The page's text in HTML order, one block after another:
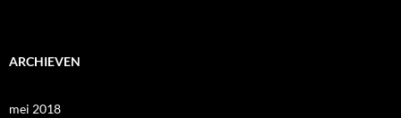
ARCHIEVEN
mei 2018